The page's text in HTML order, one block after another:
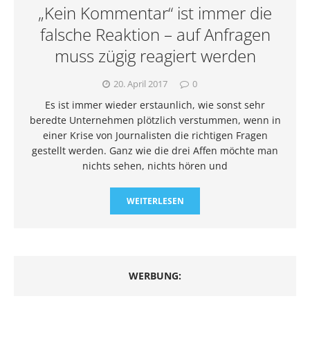
„Kein Kommentar“ ist immer die
falsche Reaktion – auf Anfragen
muss zügig reagiert werden
20. April 2017 0
Es ist immer wieder erstaunlich, wie sonst sehr
beredte Unternehmen plötzlich verstummen, wenn in
einer Krise von Journalisten die richtigen Fragen
gestellt werden. Ganz wie die drei Affen möchte man
nichts sehen, nichts hören und
WEITERLESEN
WERBUNG: